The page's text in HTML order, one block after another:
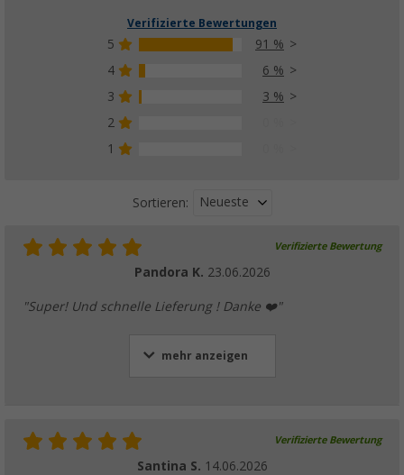
Verifizierte Bewertungen
5
91 %
4
6 %
3
3 %
2
1
Sortieren: Neueste
Verifizierte Bewertung
Pandora K. 23.06.2026
"Super! Und schnelle Lieferung ! Danke ❤️"
mehr anzeigen
Verifizierte Bewertung
Santina S. 14.06.2026